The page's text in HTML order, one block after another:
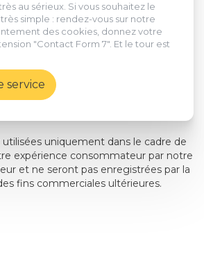
au sérieux. Si vous souhaitez le
simple : rendez-vous sur notre
des cookies, donnez votre
"Contact Form 7". Et le tour est
service
uniquement dans le cadre de
expérience consommateur par notre
et ne seront pas enregistrées par la
fins commerciales ultérieures.